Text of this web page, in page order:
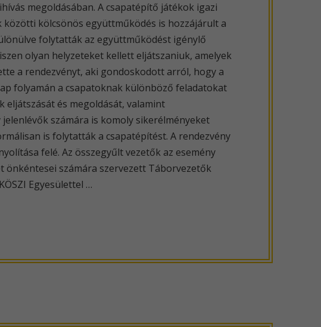
megoldásában. A csapatépítő játékok igazi
kölcsönös együttműködés is hozzájárult a
folytatták az együttműködést igénylő
olyan helyzeteket kellett eljátszaniuk, amelyek
a rendezvényt, aki gondoskodott arról, hogy a
folyamán a csapatoknak különböző feladatokat
és megoldását, valamint
számára is komoly sikerélményeket
is folytatták a csapatépítést. A rendezvény
felé. Az összegyűlt vezetők az esemény
önkéntesei számára szervezett Táborvezetők
Egyesülettel …